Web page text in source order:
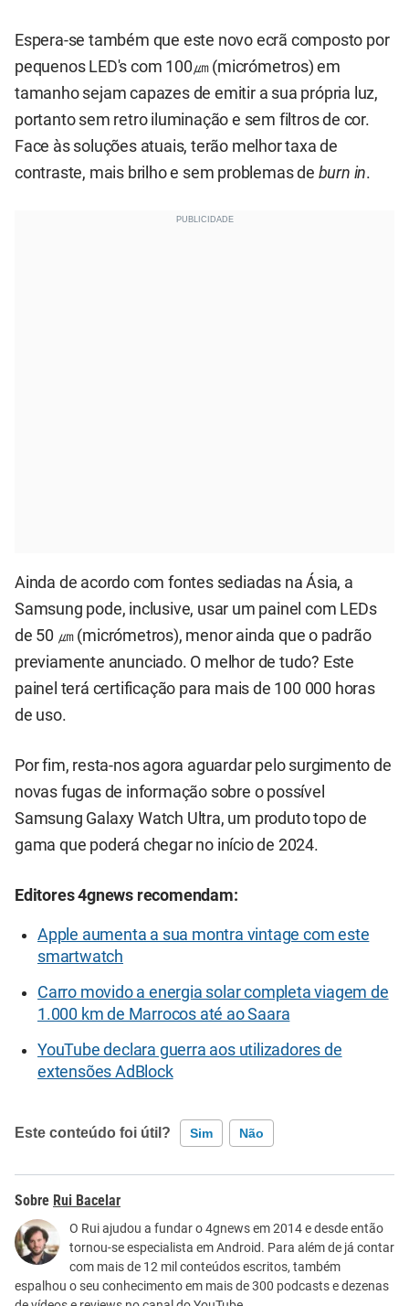
Espera-se também que este novo ecrã composto por
pequenos LED's com 100㎛ (micrómetros) em
tamanho sejam capazes de emitir a sua própria luz,
portanto sem retro iluminação e sem filtros de cor.
Face às soluções atuais, terão melhor taxa de
contraste, mais brilho e sem problemas de burn in.
Ainda de acordo com fontes sediadas na Ásia, a
Samsung pode, inclusive, usar um painel com LEDs
de 50 ㎛ (micrómetros), menor ainda que o padrão
previamente anunciado. O melhor de tudo? Este
painel terá certificação para mais de 100 000 horas
de uso.
Por fim, resta-nos agora aguardar pelo surgimento de
novas fugas de informação sobre o possível
Samsung Galaxy Watch Ultra, um produto topo de
gama que poderá chegar no início de 2024.
Editores 4gnews recomendam:
Apple aumenta a sua montra vintage com este
smartwatch
Carro movido a energia solar completa viagem de
1.000 km de Marrocos até ao Saara
YouTube declara guerra aos utilizadores de
extensões AdBlock
Este conteúdo foi útil? Sim Não
Este conteúdo contém informação incorreta
Este conteúdo não tem a informação que procuro
Outro
Rui Bacelar
O Rui ajudou a fundar o 4gnews em 2014 e desde então
tornou-se especialista em Android. Para além de já contar
com mais de 12 mil conteúdos escritos, também
espalhou o seu conhecimento em mais de 300 podcasts e dezenas